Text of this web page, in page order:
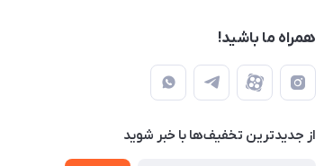
همراه ما باشید!
از جدید‌ترین تخفیف‌ها با‌ خبر شوید